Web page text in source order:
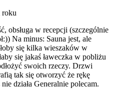
roku
obsługa w recepcji (szczególnie
Na minus: Sauna jest, ale
się kilka wieszaków w
się jakaś ławeczka w pobliżu
swoich rzeczy. Drzwi
tak się otworzyć że rękę
działa Generalnie polecam.